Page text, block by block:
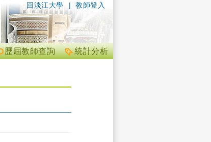
| 教師登入
回淡江大學
統計分析
歷屆教師查詢